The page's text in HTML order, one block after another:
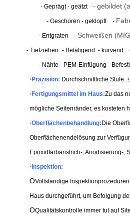
- Geprägt - geätzt - gebildet
- Geschoren - geklopft -
- Entgraten - Schweißen
- Tiefziehen - Betätigend - kurvend
- Nähte - PEM-Einfügung -
· Präzision: Durchschnittliche Stufe:
· Fertigungsmittel im Haus:Zu das
mögliche Seitenränder, es kosteten
·Oberflächenbehandlung: Die
Oberflächenendelösung zur
Epoxidfarbanstrich-, Anodisierung-,
· Inspektion:
OVollständige
Haus durchgeführt, um Befolgung
OQualitätskontrolle immer tut auf